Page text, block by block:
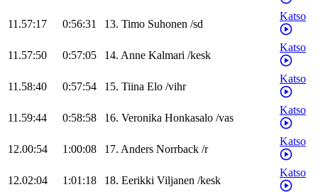
11.57:17 0:56:31 13. Timo Suhonen /sd
Katso
11.57:50 0:57:05 14. Anne Kalmari /kesk
Katso
11.58:40 0:57:54 15. Tiina Elo /vihr
Katso
11.59:44 0:58:58 16. Veronika Honkasalo /vas
Katso
12.00:54 1:00:08 17. Anders Norrback /r
Katso
12.02:04 1:01:18 18. Eerikki Viljanen /kesk
Katso